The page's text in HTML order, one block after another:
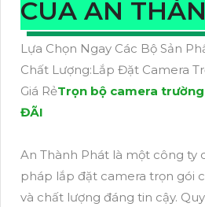
CUA AN
Lựa Chọn Ngay Các Bộ Sản
Chất Lượng:Lắp Đặt Camera
Giá RẻTrọn bộ camera trường
ĐÃI
An Thành Phát là một công ty
pháp lắp đặt camera trọn gói
và chất lượng đáng tin cậy.